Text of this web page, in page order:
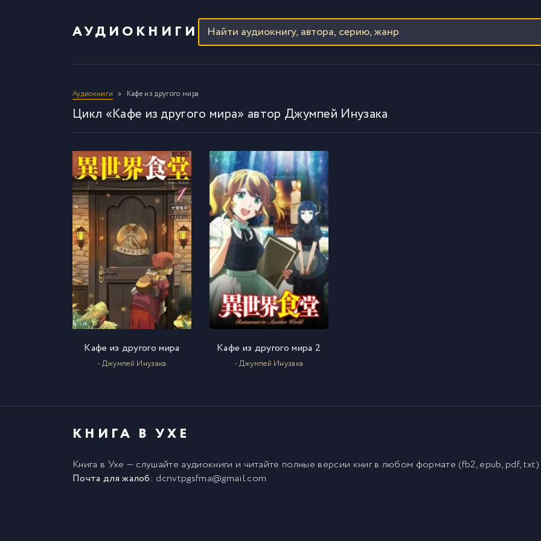
АУДИОКНИГИ
Аудиокниги Кафе из другого мира
Цикл «Кафе из другого мира» автор Джумпей Инузака
Кафе из другого мира
- Джумпей Инузака
Кафе из другого мира 2
- Джумпей Инузака
КНИГА В УХЕ
Книга в Ухе — слушайте аудиокниги и читайте полные версии книгв любом формате (fb2, epub, pdf,
Почта для жалоб: dcnvtpgsfma@gmail.com